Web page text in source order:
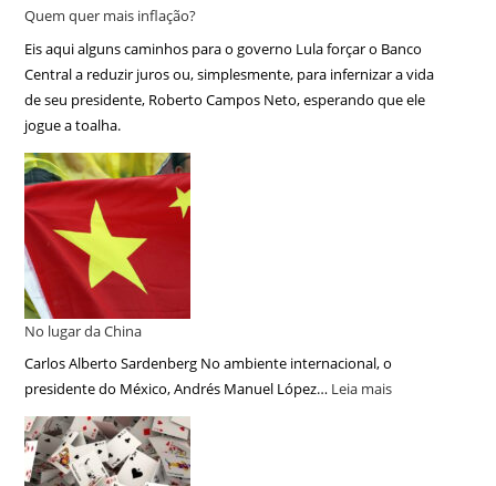
Quem quer mais inflação?
Eis aqui alguns caminhos para o governo Lula forçar o Banco
Central a reduzir juros ou, simplesmente, para infernizar a vida
de seu presidente, Roberto Campos Neto, esperando que ele
jogue a toalha.
No lugar da China
Carlos Alberto Sardenberg No ambiente internacional, o
presidente do México, Andrés Manuel López… Leia mais